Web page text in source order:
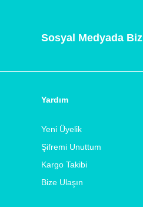
Sosyal Medyada Biz
Yardım
Yeni Üyelik
Şifremi Unuttum
Kargo Takibi
Bize Ulaşın